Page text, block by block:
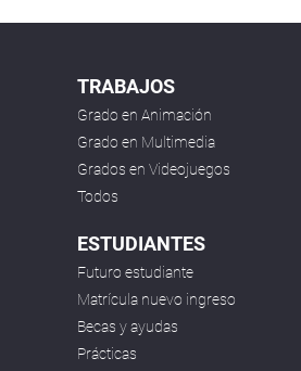
TRABAJOS
Grado en Animación
Grado en Multimedia
Grados en Videojuegos
Todos
ESTUDIANTES
Futuro estudiante
Matrícula nuevo ingreso
Becas y ayudas
Prácticas